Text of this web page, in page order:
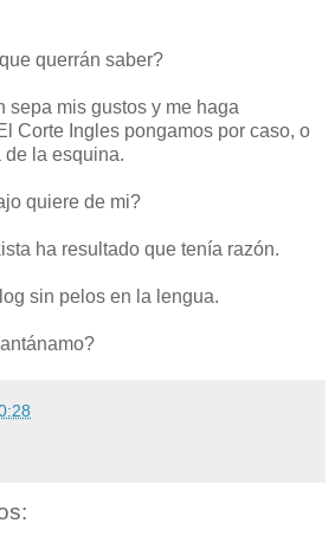
querrán saber?
sepa mis gustos y me haga
Corte Ingles pongamos por caso, o
de la esquina.
quiere de mi?
ha resultado que tenía razón.
sin pelos en la lengua.